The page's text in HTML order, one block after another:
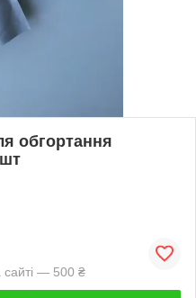
обгортання
сайті — 500 ₴